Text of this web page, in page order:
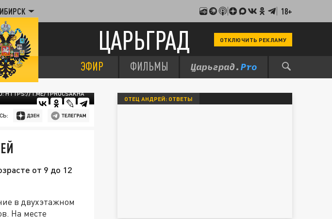
18+
ЦАРЬГРАД ОТКЛЮЧИТЬ РЕКЛАМУ
ЭФИР ФИЛЬМЫ
HTTPS://T.ME/TPROCSAKHA
от 9 до 12
в двухэтажном
На месте
ОТЕЦ АНДРЕЙ: ОТВЕТЫ